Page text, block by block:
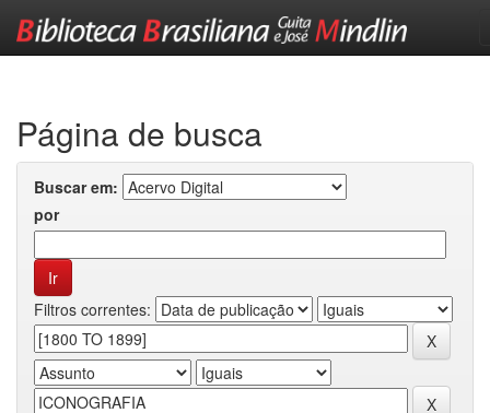
Página de busca
Buscar em:
por
Filtros correntes: